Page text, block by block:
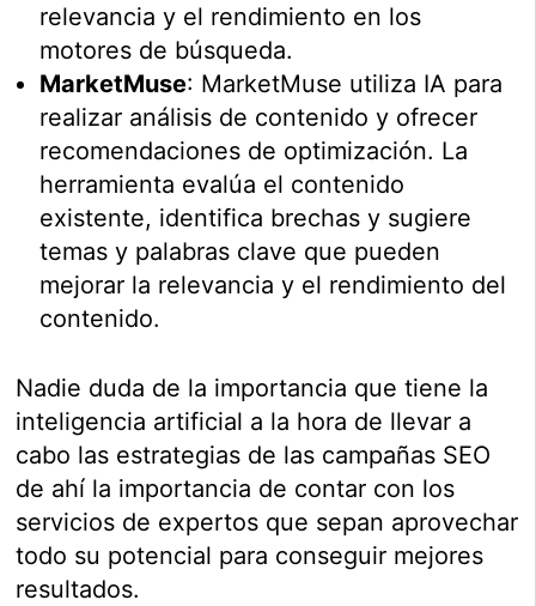
relevancia y el rendimiento en los
motores de búsqueda.
MarketMuse: MarketMuse utiliza IA para
realizar análisis de contenido y ofrecer
recomendaciones de optimización. La
herramienta evalúa el contenido
existente, identifica brechas y sugiere
temas y palabras clave que pueden
mejorar la relevancia y el rendimiento del
contenido.
Nadie duda de la importancia que tiene la
inteligencia artificial a la hora de llevar a
cabo las estrategias de las campañas SEO
de ahí la importancia de contar con los
servicios de expertos que sepan aprovechar
todo su potencial para conseguir mejores
resultados.